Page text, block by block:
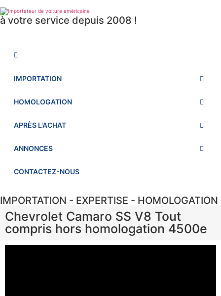
à votre service depuis 2008 !
IMPORTATION
HOMOLOGATION
APRÈS L'ACHAT
ANNONCES
CONTACTEZ-NOUS
IMPORTATION - EXPERTISE - HOMOLOGATION
Chevrolet Camaro SS V8 Tout
compris hors homologation 4500e